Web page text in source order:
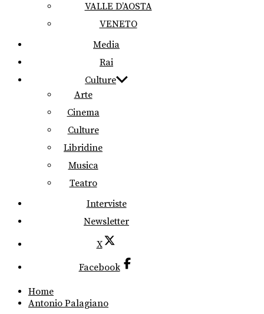
VALLE D’AOSTA
VENETO
Media
Rai
Culture
Arte
Cinema
Culture
Libridine
Musica
Teatro
Interviste
Newsletter
X
Facebook
Home
Antonio Palagiano